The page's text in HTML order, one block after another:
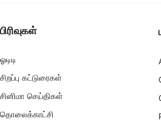
பிரிவுகள்
ஓடிடி
சிறப்பு கட்டுரைகள்
சினிமா செய்திகள்
தொலைக்காட்சி